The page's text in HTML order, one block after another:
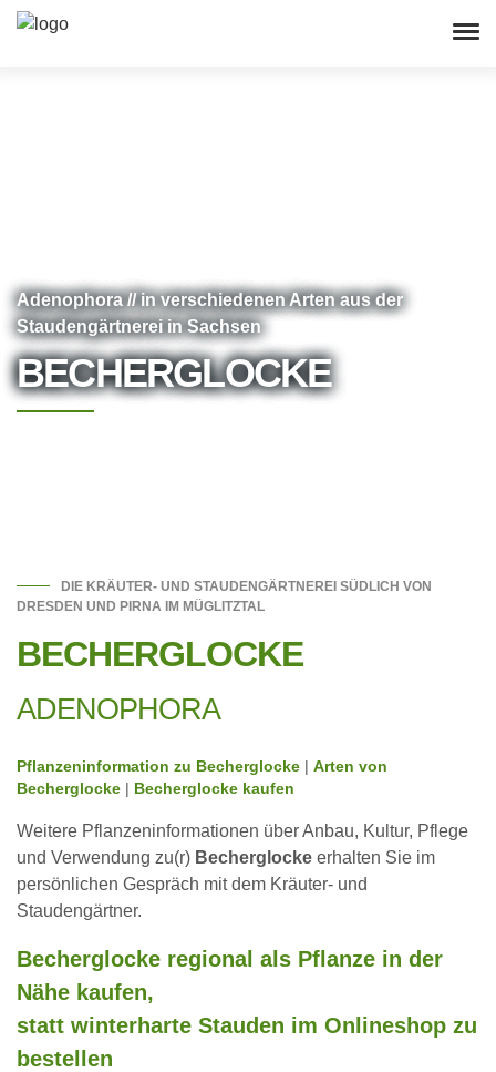
Adenophora // in verschiedenen Arten aus der
Staudengärtnerei in Sachsen
BECHERGLOCKE
DIE KRÄUTER- UND STAUDENGÄRTNEREI SÜDLICH VON
DRESDEN UND PIRNA IM MÜGLITZTAL
BECHERGLOCKE
ADENOPHORA
Pflanzeninformation zu Becherglocke
Arten von
Becherglocke
Becherglocke kaufen
Weitere Pflanzeninformationen über Anbau, Kultur, Pflege
und Verwendung zu(r) Becherglocke erhalten Sie im
persönlichen Gespräch mit dem Kräuter- und
Staudengärtner.
Becherglocke regional als Pflanze in der
Nähe kaufen,
statt winterharte Stauden im Onlineshop zu
bestellen